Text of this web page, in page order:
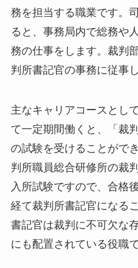
務を担当する職業です。
ると、事務局内で総務や
務の仕事をします。裁判
判所書記官の事務に従事し
主なキャリアコースとし
て一定期間働くと、「裁
の試験を受けることがで
判所職員総合研修所の裁
入所試験ですので、合格
経て裁判所書記官になる
書記官は裁判に不可欠な
にも配置されている役職で